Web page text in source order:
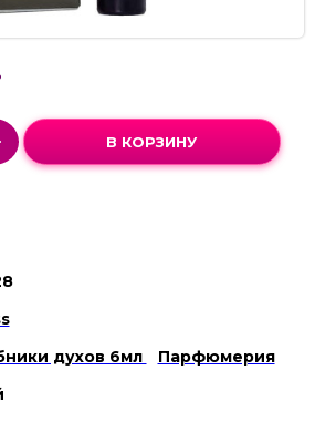
В КОРЗИНУ
духов 6мл
Парфюмерия